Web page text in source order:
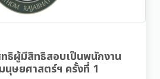
ธิผู้มีสิทธิสอบเป็นพนักงาน
นุษยศาสตร์ฯ ครั้งที่ 1